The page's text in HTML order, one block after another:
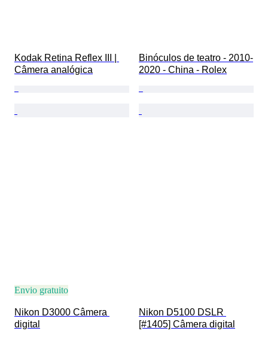
Kodak Retina Reflex III |
Câmera analógica
Binóculos de teatro - 2010-
2020 - China - Rolex
Envio gratuito
Nikon D3000 Câmera
digital
Nikon D5100 DSLR
[#1405] Câmera digital